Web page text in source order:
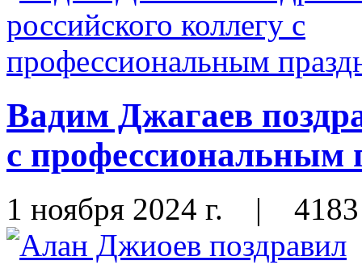
Вадим Джагаев
с профессиональным
1 ноября 2024 г. | 4183